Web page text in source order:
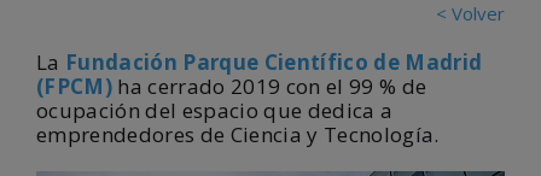
< Volver
La Fundación Parque Científico de Madrid
(FPCM) ha cerrado 2019 con el 99 % de
ocupación del espacio que dedica a
emprendedores de Ciencia y Tecnología.